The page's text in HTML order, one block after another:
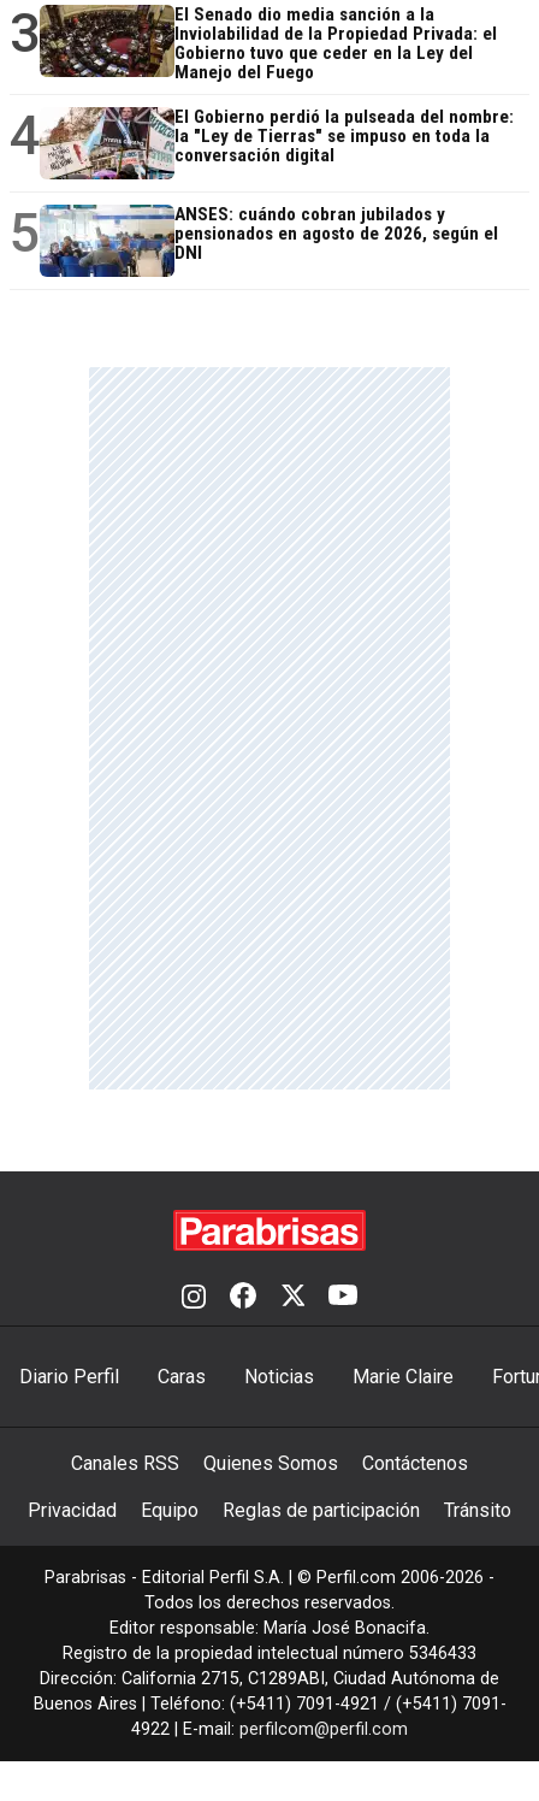
3
El Senado dio media sanción a la
Inviolabilidad de la Propiedad Privada: el
Gobierno tuvo que ceder en la Ley del
Manejo del Fuego
4
El Gobierno perdió la pulseada del nombre:
la "Ley de Tierras" se impuso en toda la
conversación digital
5
ANSES: cuándo cobran jubilados y
pensionados en agosto de 2026, según el
DNI
Diario Perfil Caras Noticias Marie Claire
Canales RSS Quienes Somos Contáctenos
Privacidad Equipo Reglas de participación Tránsito
Parabrisas - Editorial Perfil S.A. | © Perfil.com 2006-2026 -
Todos los derechos reservados.
Editor responsable: María José Bonacifa.
Registro de la propiedad intelectual número 5346433
Dirección: California 2715, C1289ABI , Ciudad Autónoma de
Buenos Aires | Teléfono: (+5411) 7091-4921 / (+5411) 7091-
4922 | E-mail: perfilcom@perfil.com